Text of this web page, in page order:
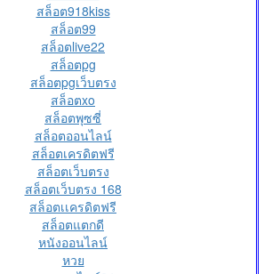
สล็อต918kiss
สล็อต99
สล็อตlive22
สล็อตpg
สล็อตpgเว็บตรง
สล็อตxo
สล็อตพุซซี่
สล็อตออนไลน์
สล็อตเครดิตฟรี
สล็อตเว็บตรง
สล็อตเว็บตรง 168
สล็อตเเครดิตฟรี
สล็อตแตกดี
หนังออนไลน์
หวย